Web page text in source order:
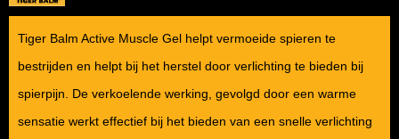
Tiger Balm Active Muscle Gel helpt vermoeide spieren te
bestrijden en helpt bij het herstel door verlichting te bieden bij
spierpijn. De verkoelende werking, gevolgd door een warme
sensatie werkt effectief bij het bieden van een snelle verlichting